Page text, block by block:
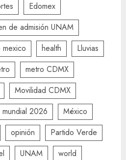
Edomex
de admisión UNAM
health
Lluvias
metro CDMX
Movilidad CDMX
mundial 2026
México
opinión
Partido Verde
UNAM
world